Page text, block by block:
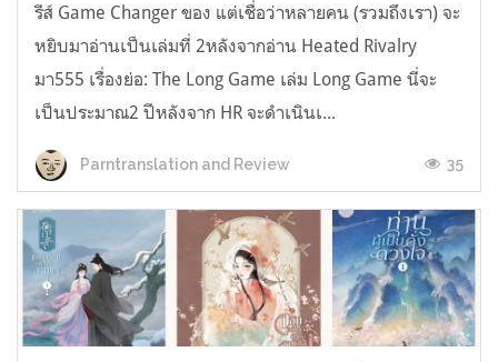
รีส์ Game Changer ของ แต่เชื่อว่าหลายคน (รวมถึงเรา) จะ
หยิบมาอ่านเป็นเล่มที่ 2หลังจากอ่าน Heated Rivalry
มา555 เรื่องย่อ: The Long Game เล่ม Long Game นี่จะ
เป็นประมาณ2 ปีหลังจาก HR จะดำเนินเ...
Parntranslation and Review 35